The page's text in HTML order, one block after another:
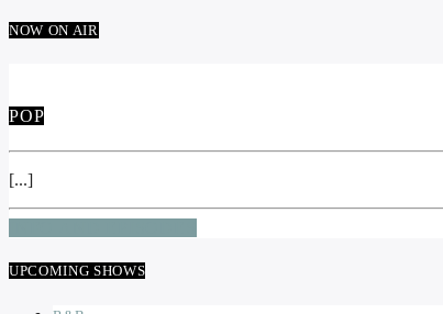
NOW ON AIR
POP
[...]
UPCOMING SHOWS